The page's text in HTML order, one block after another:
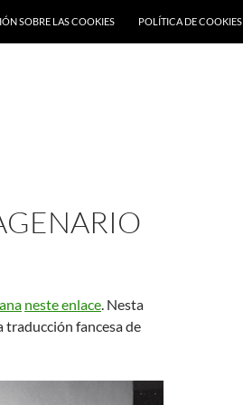
SOBRE LAS COOKIES POLÍTICA DE COOKIES
neste enlace. Nesta
traducción fancesa de